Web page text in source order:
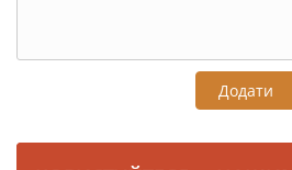
Додати